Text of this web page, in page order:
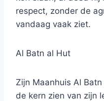
respect, zonder de
vandaag vaak ziet.
Al Batn al Hut
Zijn Maanhuis Al
de kern zien van zijn